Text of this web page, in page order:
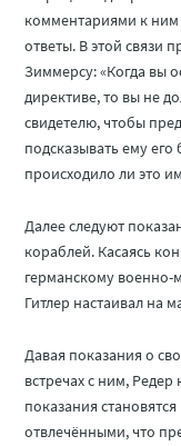
комментариями к
ответы. В этой связи
Зиммерсу: «Когда вы
директиве, то вы не
свидетелю, чтобы
подсказывать ему
происходило ли это
Далее следуют
кораблей. Касаясь
германскому военно-
Гитлер настаивал на
Давая показания о
встречах с ним, Редер
показания
отвлечёнными, что